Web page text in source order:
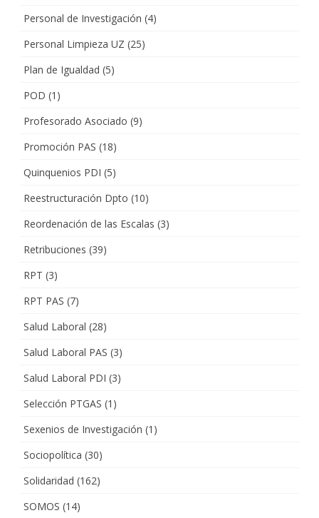
Personal de Investigación (4)
Personal Limpieza UZ (25)
Plan de Igualdad (5)
POD (1)
Profesorado Asociado (9)
Promoción PAS (18)
Quinquenios PDI (5)
Reestructuración Dpto (10)
Reordenación de las Escalas (3)
Retribuciones (39)
RPT (3)
RPT PAS (7)
Salud Laboral (28)
Salud Laboral PAS (3)
Salud Laboral PDI (3)
Selección PTGAS (1)
Sexenios de Investigación (1)
Sociopolítica (30)
Solidaridad (162)
SOMOS (14)